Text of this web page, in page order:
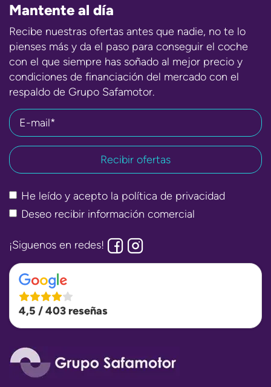
Mantente al día
Recibe nuestras ofertas antes que nadie, no te lo
pienses más y da el paso para conseguir el coche
con el que siempre has soñado al mejor precio y
condiciones de financiación del mercado con el
respaldo de Grupo Safamotor.
E-mail*
He leído y acepto la política de privacidad
Deseo recibir información comercial
¡Siguenos en redes!
4,5 / 403 reseñas